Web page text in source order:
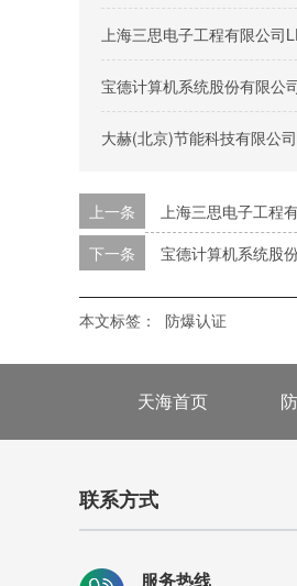
上海三思电子工程有限公司
宝德计算机系统股份有限公
大赫(北京)节能科技有限公
上一条
上海三思电子工程
下一条 宝德计算机系统股
本文标签： 防爆认证
天海首页
联系方式
服务热线